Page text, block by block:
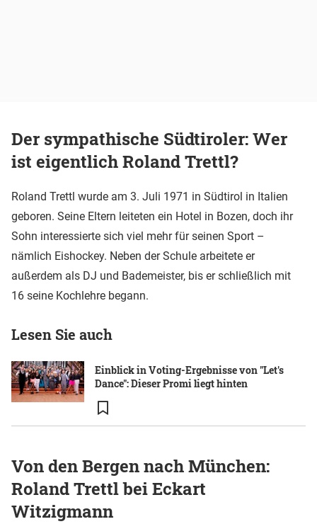
Der sympathische Südtiroler: Wer
ist eigentlich Roland Trettl?
Roland Trettl wurde am 3. Juli 1971 in Südtirol in Italien
geboren. Seine Eltern leiteten ein Hotel in Bozen, doch ihr
Sohn interessierte sich viel mehr für seinen Sport –
nämlich Eishockey. Neben der Schule arbeitete er
außerdem als DJ und Bademeister, bis er schließlich mit
16 seine Kochlehre begann.
Lesen Sie auch
Einblick in Voting-Ergebnisse von "Let's
Dance": Dieser Promi liegt hinten
Von den Bergen nach München:
Roland Trettl bei Eckart
Witzigmann